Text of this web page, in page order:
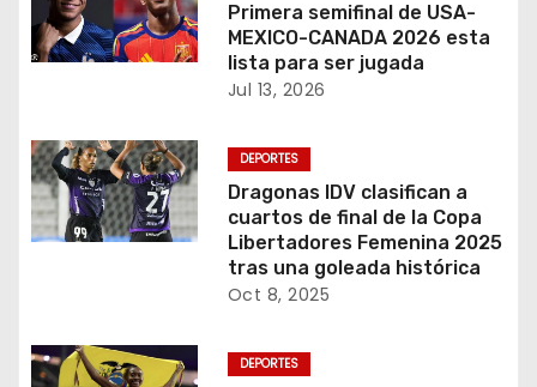
Primera semifinal de USA-
MEXICO-CANADA 2026 esta
lista para ser jugada
Jul 13, 2026
DEPORTES
Dragonas IDV clasifican a
cuartos de final de la Copa
Libertadores Femenina 2025
tras una goleada histórica
Oct 8, 2025
DEPORTES